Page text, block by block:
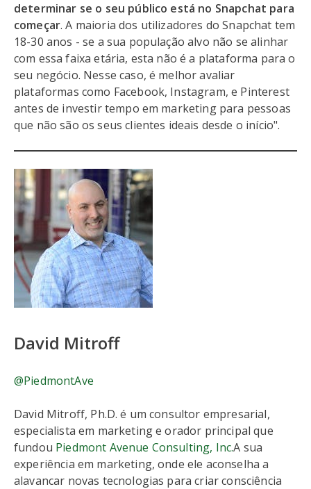
determinar se o seu público está no Snapchat para
começar. A maioria dos utilizadores do Snapchat tem
18-30 anos - se a sua população alvo não se alinhar
com essa faixa etária, esta não é a plataforma para o
seu negócio. Nesse caso, é melhor avaliar
plataformas como Facebook, Instagram, e Pinterest
antes de investir tempo em marketing para pessoas
que não são os seus clientes ideais desde o início".
David Mitroff
@PiedmontAve
David Mitroff, Ph.D. é um consultor empresarial,
especialista em marketing e orador principal que
fundou Piedmont Avenue Consulting, Inc.A sua
experiência em marketing, onde ele aconselha a
alavancar novas tecnologias para criar consciência